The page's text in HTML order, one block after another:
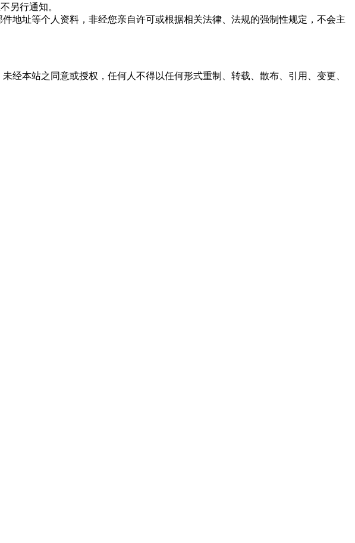
另行通知。
地址等个人资料，非经您亲自许可或根据相关法律、法规的强制性规定，不会主
经本站之同意或授权，任何人不得以任何形式重制、转载、散布、引用、变更、